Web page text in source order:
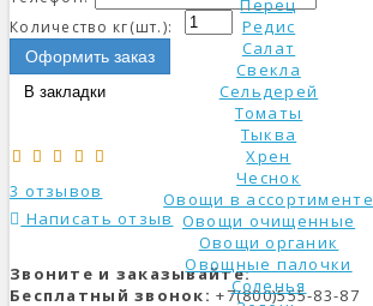
Перец
Редис
Салат
Свекла
Сельдерей
Томаты
Тыква
Хрен
Чеснок
Овощи в ассортименте
Овощи очищенные
Овощи органик
Овощные палочки
Соленья
Количество кг(шт.):
Оформить заказ
В закладки
3 отзывов
Написать отзыв
Звоните и заказывайте:
Бесплатный звонок: +7(800)555-83-87